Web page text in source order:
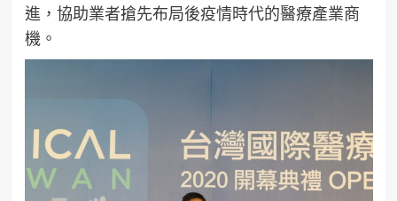
進，協助業者搶先布局後疫情時代的醫療產業商
機。